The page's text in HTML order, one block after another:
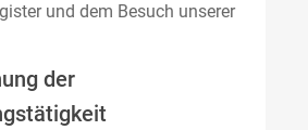
und dem Besuch unserer
der